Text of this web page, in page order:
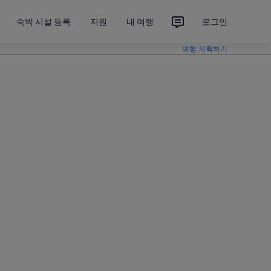
숙박 시설 등록 지원 내 여행 로그인
여행 계획하기